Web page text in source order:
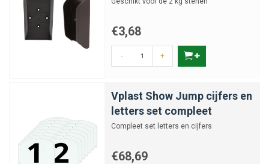
€3,68
- +
Vplast Show Jump cijfers en
letters set compleet
Compleet set letters en cijfers
€68,69